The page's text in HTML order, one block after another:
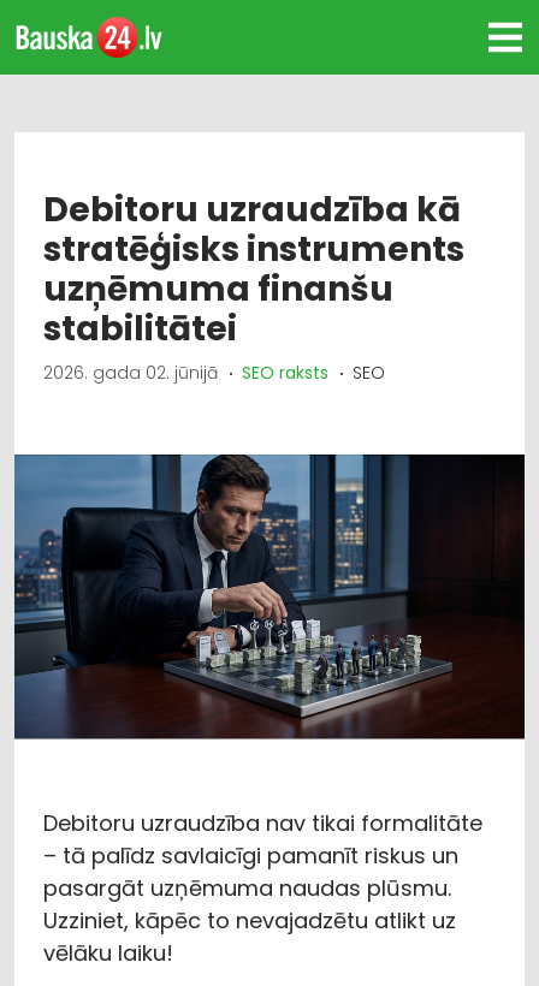
Debitoru uzraudzība kā
stratēģisks instruments
uzņēmuma finanšu
stabilitātei
2026. gada 02. jūnijā SEO raksts SEO
Debitoru uzraudzība nav tikai formalitāte
– tā palīdz savlaicīgi pamanīt riskus un
pasargāt uzņēmuma naudas plūsmu.
Uzziniet, kāpēc to nevajadzētu atlikt uz
vēlāku laiku!